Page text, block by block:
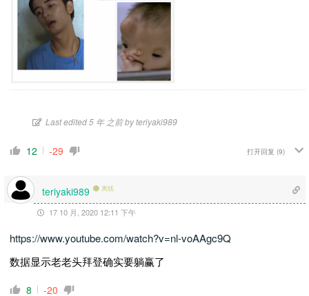
Last edited 5 年 之前 by teriyaki989
12 -29 打开回复 (9)
teriyaki989 离线
17 10 月, 2020 12:11 下午
https://www.youtube.com/watch?v=nl-voAAgc9Q
数据显示老老头拜登确实要躺赢了
8 -20